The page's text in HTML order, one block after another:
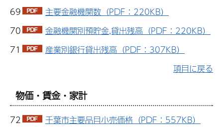
69
主要金融機関数（PDF：220KB）
70
金融機関別預貯金,貸出残高（PDF：220KB）
71
産業別銀行貸出残高（PDF：307KB）
項目に戻る
物価・賃金・家計
72
千葉市主要品目小売価格（PDF：557KB）